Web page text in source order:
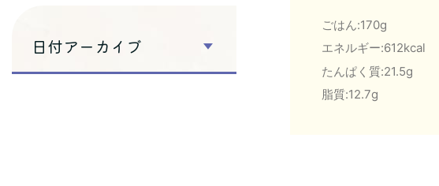
ごはん:170g
エネルギー:612kcal
たんぱく質:21.5g
脂質:12.7g
日付アーカイブ